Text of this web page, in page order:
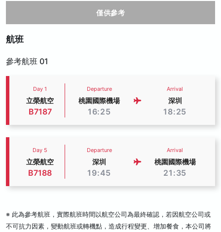
僅供參考
航班
參考航班 01
Day 1
立榮航空
B7187
Departure
桃園國際機場
16:25
Arrival
深圳
18:25
Day 5
立榮航空
B7188
Departure
深圳
19:45
Arrival
桃園國際機場
21:35
※ 此為參考航班，實際航班時間以航空公司為最終確認，若因航空公司或
不可抗力因素，變動航班或轉機點，造成行程變更、增加餐食，本公司將